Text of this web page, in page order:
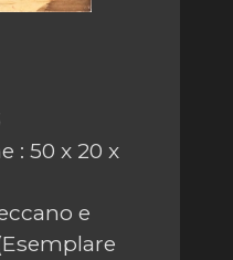
: 50 x 20 x
e